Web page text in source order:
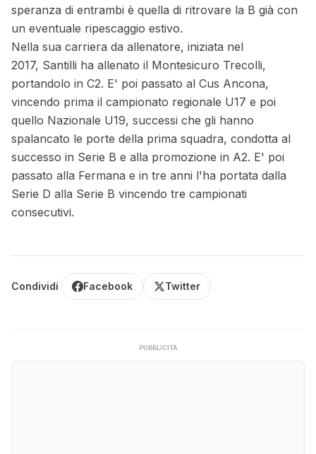
speranza di entrambi è quella di ritrovare la B già con
un eventuale ripescaggio estivo.
Nella sua carriera da allenatore, iniziata nel
2017, Santilli ha allenato il Montesicuro Trecolli,
portandolo in C2. E' poi passato al Cus Ancona,
vincendo prima il campionato regionale U17 e poi
quello Nazionale U19, successi che gli hanno
spalancato le porte della prima squadra, condotta al
successo in Serie B e alla promozione in A2. E' poi
passato alla Fermana e in tre anni l'ha portata dalla
Serie D alla Serie B vincendo tre campionati
consecutivi.
Condividi Facebook Twitter
PUBBLICITÀ